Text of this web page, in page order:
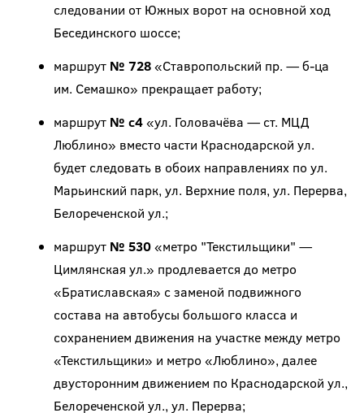
следовании от Южных ворот на основной ход
Бесединского шоссе;
маршрут № 728«Ставропольский пр. — б-ца
им. Семашко» прекращает работу;
маршрут № с4«ул. Головачёва — ст. МЦД
Люблино» вместо части Краснодарской ул.
будет следовать в обоих направлениях по ул.
Марьинский парк, ул. Верхние поля, ул. Перерва,
Белореченской ул.;
маршрут № 530«метро "Текстильщики" —
Цимлянская ул.» продлевается до метро
«Братиславская» с заменой подвижного
состава на автобусы большого класса и
сохранением движения на участке между метро
«Текстильщики» и метро «Люблино», далее
двусторонним движением по Краснодарской ул.,
Белореченской ул., ул. Перерва;